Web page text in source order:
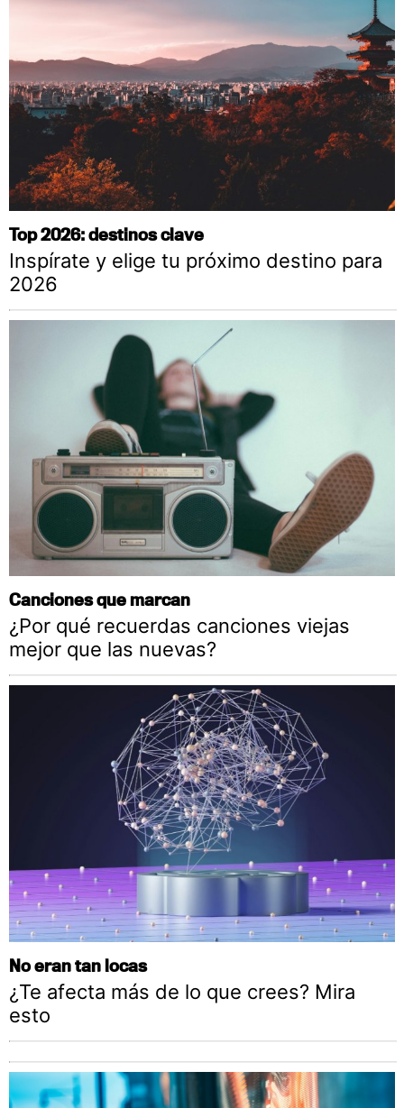
Top 2026: destinos clave
Inspírate y elige tu próximo destino para
2026
Canciones que marcan
¿Por qué recuerdas canciones viejas
mejor que las nuevas?
No eran tan locas
¿Te afecta más de lo que crees? Mira
esto